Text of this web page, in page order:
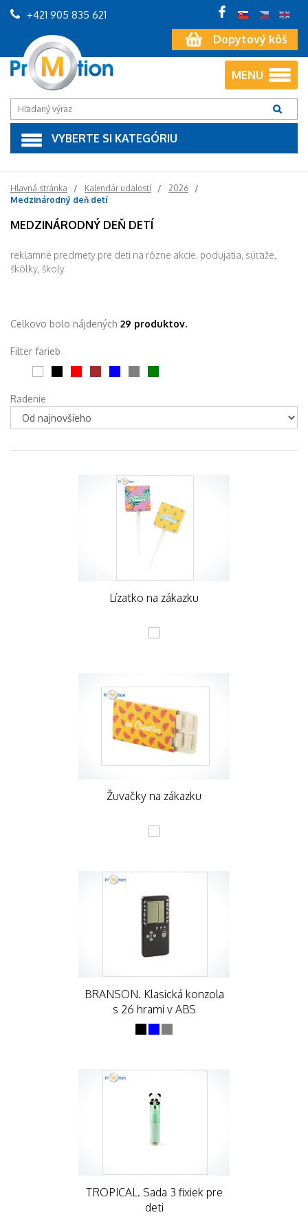
Dopytový kôš
+421 905 835 621
MENU
VYBERTE SI KATEGÓRIU
Hlavná stránka Kalendár udalostí
2026
Medzinárodný deň detí
MEDZINÁRODNÝ DEŇ DETÍ
reklamné predmety pre deti na rôzne akcie, podujatia, súťaže,
škôlky, školy
Celkovo bolo nájdených 29 produktov.
Filter farieb
Radenie
Lízatko na zákazku
Žuvačky na zákazku
BRANSON. Klasická konzola
s 26 hrami v ABS
TROPICAL. Sada 3 fixiek pre
deti